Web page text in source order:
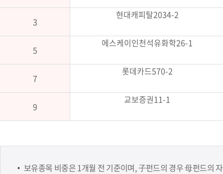
3
현대캐피탈2034-2
5
에스케이인천석유화학26-1
7
롯데카드570-2
9
교보증권11-1
보유종목 비중은 1개월 전 기준이며, 子펀드의 경우 母펀드의